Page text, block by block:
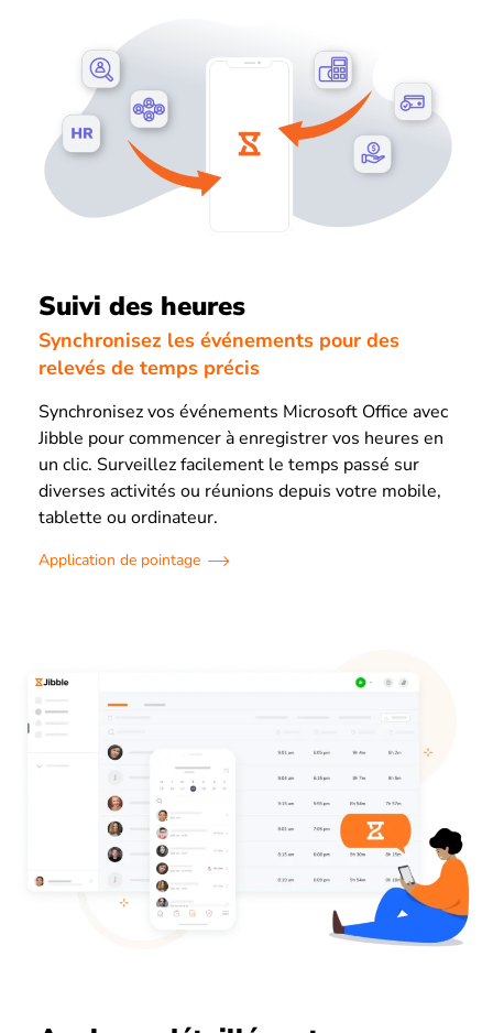
Suivi des heures
Synchronisez les événements pour des
relevés de temps précis
Synchronisez vos événements Microsoft Office avec
Jibble pour commencer à enregistrer vos heures en
un clic. Surveillez facilement le temps passé sur
diverses activités ou réunions depuis votre mobile,
tablette ou ordinateur.
Application de pointage